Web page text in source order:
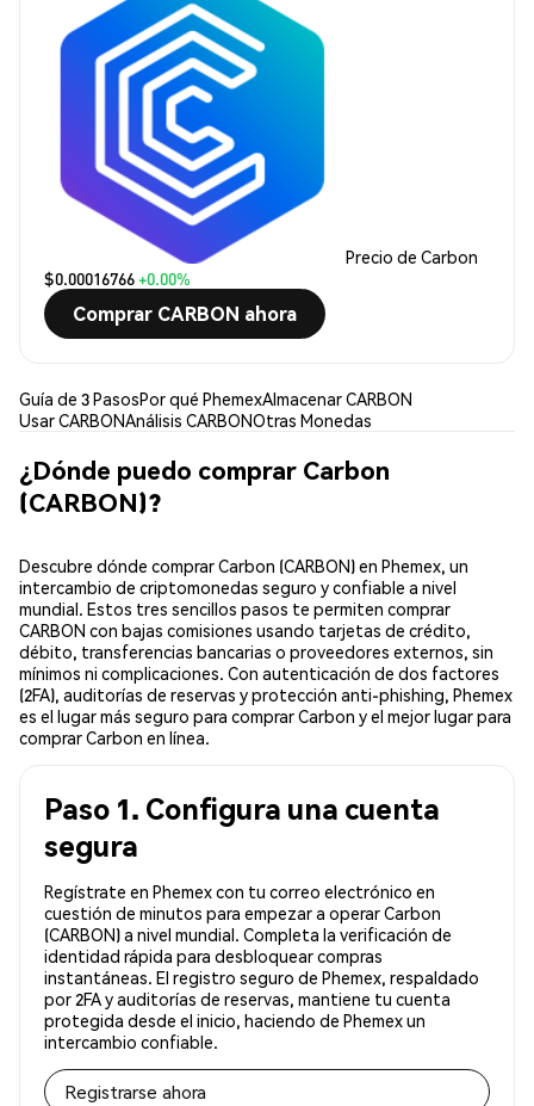
Precio de Carbon
$0.00016766+0.00%
Comprar CARBON ahora
Guía de 3 PasosPor qué PhemexAlmacenar CARBON
Usar CARBONAnálisis CARBONOtras Monedas
¿Dónde puedo comprar Carbon
(CARBON)?
Descubre dónde comprar Carbon (CARBON) en Phemex, un
intercambio de criptomonedas seguro y confiable a nivel
mundial. Estos tres sencillos pasos te permiten comprar
CARBON con bajas comisiones usando tarjetas de crédito,
débito, transferencias bancarias o proveedores externos, sin
mínimos ni complicaciones. Con autenticación de dos factores
(2FA), auditorías de reservas y protección anti-phishing, Phemex
es el lugar más seguro para comprar Carbon y el mejor lugar para
comprar Carbon en línea.
Paso 1. Configura una cuenta
segura
Regístrate en Phemex con tu correo electrónico en
cuestión de minutos para empezar a operar Carbon
(CARBON) a nivel mundial. Completa la verificación de
identidad rápida para desbloquear compras
instantáneas. El registro seguro de Phemex, respaldado
por 2FA y auditorías de reservas, mantiene tu cuenta
protegida desde el inicio, haciendo de Phemex un
intercambio confiable.
Registrarse ahora